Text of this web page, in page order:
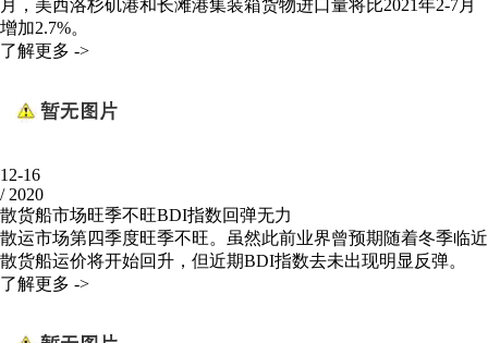
月，美西洛杉矶港和长滩港集装箱货物进口量将比2021年2-7月
增加2.7%。
了解更多 ->
12-16
/ 2020
散货船市场旺季不旺BDI指数回弹无力
散运市场第四季度旺季不旺。虽然此前业界曾预期随着冬季临近
散货船运价将开始回升，但近期BDI指数去未出现明显反弹。
了解更多 ->